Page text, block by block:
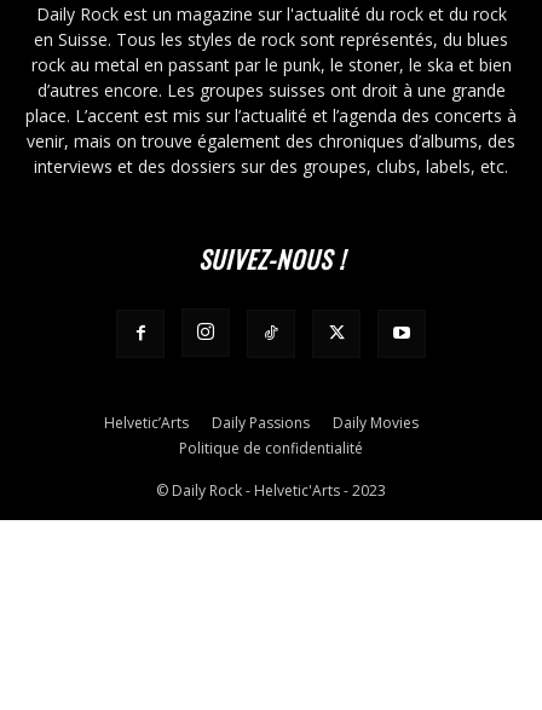
Daily Rock est un magazine sur l'actualité du rock et du rock
en Suisse. Tous les styles de rock sont représentés, du blues
rock au metal en passant par le punk, le stoner, le ska et bien
d’autres encore. Les groupes suisses ont droit à une grande
place. L’accent est mis sur l’actualité et l’agenda des concerts à
venir, mais on trouve également des chroniques d’albums, des
interviews et des dossiers sur des groupes, clubs, labels, etc.
SUIVEZ-NOUS !
Helvetic’Arts Daily Passions
Daily Movies
Politique de confidentialité
© Daily Rock - Helvetic'Arts - 2023